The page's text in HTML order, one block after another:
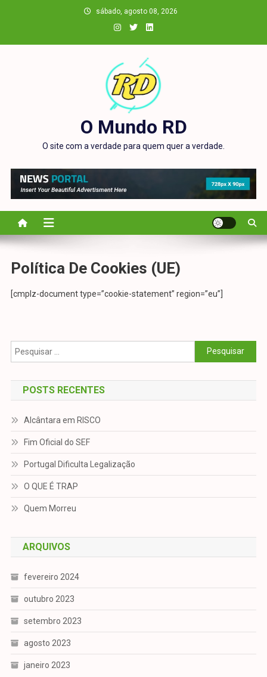
sábado, agosto 08, 2026
O Mundo RD
O site com a verdade para quem quer a verdade.
Política De Cookies (UE)
[cmplz-document type=”cookie-statement” region=”eu”]
Pesquisar
por:
POSTS RECENTES
Alcântara em RISCO
Fim Oficial do SEF
Portugal Dificulta Legalização
O QUE É TRAP
Quem Morreu
ARQUIVOS
fevereiro 2024
outubro 2023
setembro 2023
agosto 2023
janeiro 2023